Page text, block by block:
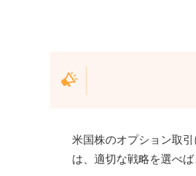
米国株のオプション取
は、適切な戦略を選べ